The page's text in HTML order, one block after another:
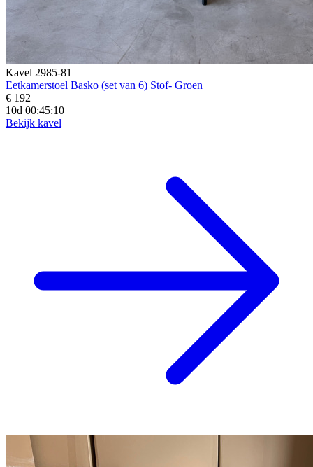
Kavel 2985-81
Eetkamerstoel Basko (set van 6) Stof- Groen
€ 192
10d 00:45:08
Bekijk kavel